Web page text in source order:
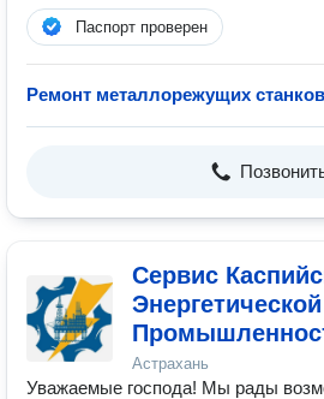
Паспорт проверен
Ремонт металлорежущих станков
Сервис
Энергетической
Астрахань
Уважаемые господа! Мы рады